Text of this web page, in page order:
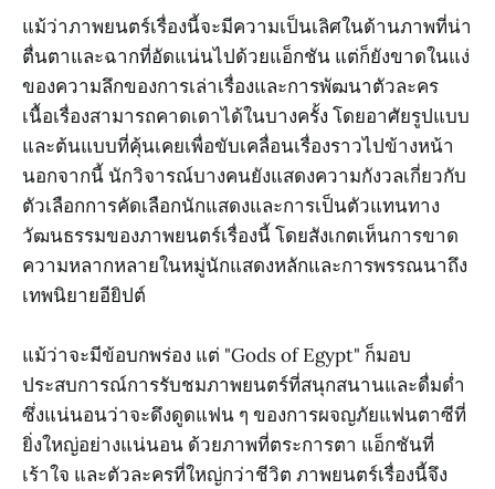
แม้ว่าภาพยนตร์เรื่องนี้จะมีความเป็นเลิศในด้านภาพที่น่า
ตื่นตาและฉากที่อัดแน่นไปด้วยแอ็กชัน แต่ก็ยังขาดในแง่
ของความลึกของการเล่าเรื่องและการพัฒนาตัวละคร
เนื้อเรื่องสามารถคาดเดาได้ในบางครั้ง โดยอาศัยรูปแบบ
และต้นแบบที่คุ้นเคยเพื่อขับเคลื่อนเรื่องราวไปข้างหน้า
นอกจากนี้ นักวิจารณ์บางคนยังแสดงความกังวลเกี่ยวกับ
ตัวเลือกการคัดเลือกนักแสดงและการเป็นตัวแทนทาง
วัฒนธรรมของภาพยนตร์เรื่องนี้ โดยสังเกตเห็นการขาด
ความหลากหลายในหมู่นักแสดงหลักและการพรรณนาถึง
เทพนิยายอียิปต์
แม้ว่าจะมีข้อบกพร่อง แต่ "Gods of Egypt" ก็มอบ
ประสบการณ์การรับชมภาพยนตร์ที่สนุกสนานและดื่มด่ำ
ซึ่งแน่นอนว่าจะดึงดูดแฟน ๆ ของการผจญภัยแฟนตาซีที่
ยิ่งใหญ่อย่างแน่นอน ด้วยภาพที่ตระการตา แอ็กชันที่
เร้าใจ และตัวละครที่ใหญ่กว่าชีวิต ภาพยนตร์เรื่องนี้จึง